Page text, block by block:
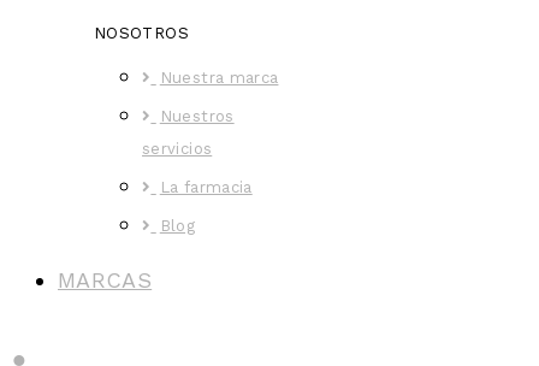
NOSOTROS
Nuestra marca
Nuestros
servicios
La farmacia
Blog
MARCAS